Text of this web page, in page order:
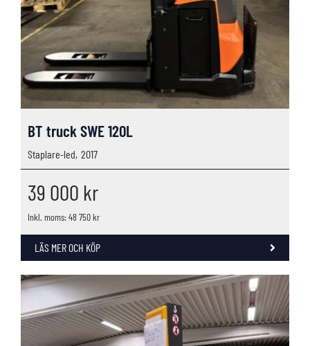
BT truck SWE 120L
Staplare-led, 2017
39 000 kr
Inkl. moms: 48 750 kr
LÄS MER OCH KÖP